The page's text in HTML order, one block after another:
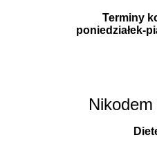
Terminy
poniedziałek-